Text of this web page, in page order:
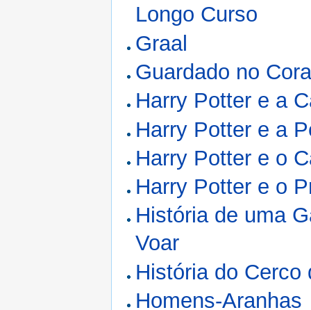
Longo Curso
Graal
Guardado no
Harry Potter e a
Harry Potter e a
Harry Potter e o
Harry Potter e o
História de uma
Voar
História do Cerco
Homens-Aranhas